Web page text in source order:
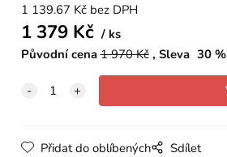
1 139.67 Kč bez DPH
1 379Kč
ks
Původní cena 1 970Kč Sleva 30%
Přidat do oblíbených Sdílet